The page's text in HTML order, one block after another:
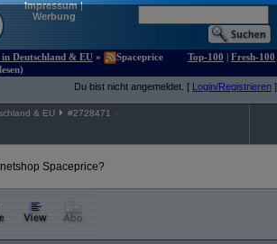
Impressum|
Werbung
Deutschland & EU »
Spaceprice
Top-100 | Fresh-100
Du bist nicht angemeldet. [ Login/Registrieren ]
& EU #2728471
Spaceprice?